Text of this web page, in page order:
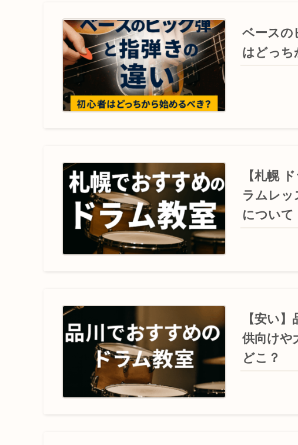
ベースの
はどっち
【札幌
ラムレッ
について
【安い
供向けや
どこ？